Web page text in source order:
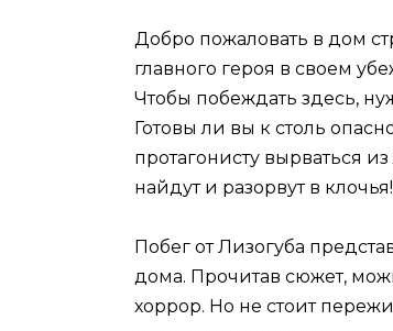
Добро пожаловать в дом
главного героя в своем
Чтобы побеждать здесь,
Готовы ли вы к столь
протагонисту вырваться
найдут и разорвут в клочья!
Побег от Лизогуба
дома. Прочитав сюжет,
хоррор. Но не стоит